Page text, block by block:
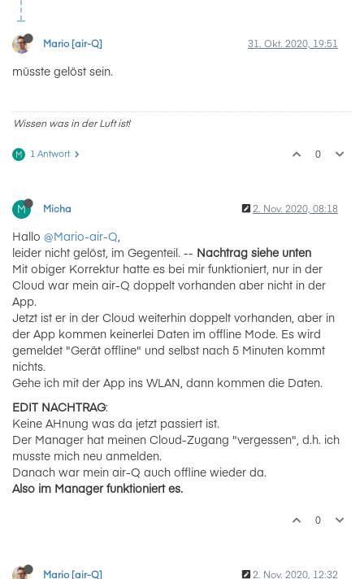
Mario [air-Q] 31. Okt. 2020, 19:51
müsste gelöst sein.
Wissen was in der Luft ist!
M 1 Antwort 0
M Micha 2. Nov. 2020, 08:18
Hallo @Mario-air-Q,
leider nicht gelöst, im Gegenteil. -- Nachtrag siehe unten
Mit obiger Korrektur hatte es bei mir funktioniert, nur in der
Cloud war mein air-Q doppelt vorhanden aber nicht in der
App.
Jetzt ist er in der Cloud weiterhin doppelt vorhanden, aber in
der App kommen keinerlei Daten im offline Mode. Es wird
gemeldet "Gerät offline" und selbst nach 5 Minuten kommt
nichts.
Gehe ich mit der App ins WLAN, dann kommen die Daten.
EDIT NACHTRAG:
Keine AHnung was da jetzt passiert ist.
Der Manager hat meinen Cloud-Zugang "vergessen", d.h. ich
musste mich neu anmelden.
Danach war mein air-Q auch offline wieder da.
Also im Manager funktioniert es.
0
Mario [air-Q] 2. Nov. 2020, 12:32